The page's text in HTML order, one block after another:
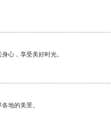
心，享受美好时光。
地的美景。